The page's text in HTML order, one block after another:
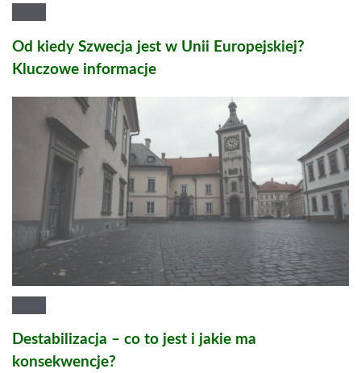
Od kiedy Szwecja jest w Unii Europejskiej?
Kluczowe informacje
Destabilizacja – co to jest i jakie ma
konsekwencje?